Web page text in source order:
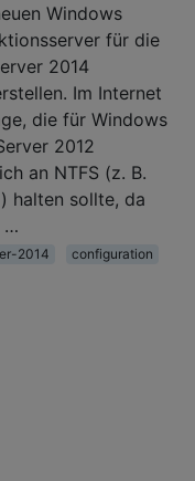
Windows
für die
2014
Im Internet
die für Windows
2012
an NTFS (z. B.
halten sollte, da
…
2014
configuration